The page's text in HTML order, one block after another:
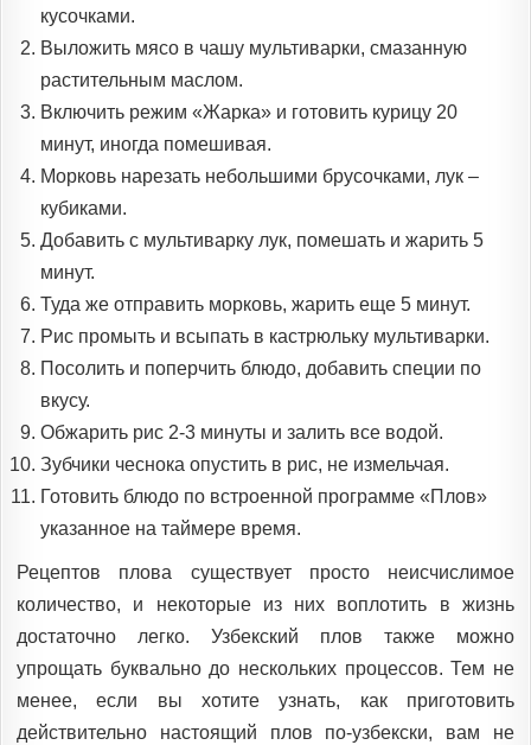
кусочками.
Выложить мясо в чашу мультиварки, смазанную
растительным маслом.
Включить режим «Жарка» и готовить курицу 20
минут, иногда помешивая.
Морковь нарезать небольшими брусочками, лук –
кубиками.
Добавить с мультиварку лук, помешать и жарить 5
минут.
Туда же отправить морковь, жарить еще 5 минут.
Рис промыть и всыпать в кастрюльку мультиварки.
Посолить и поперчить блюдо, добавить специи по
вкусу.
Обжарить рис 2-3 минуты и залить все водой.
Зубчики чеснока опустить в рис, не измельчая.
Готовить блюдо по встроенной программе «Плов»
указанное на таймере время.
Рецептов плова существует просто неисчислимое
количество, и некоторые из них воплотить в жизнь
достаточно легко. Узбекский плов также можно
упрощать буквально до нескольких процессов. Тем не
менее, если вы хотите узнать, как приготовить
действительно настоящий плов по-узбекски, вам не